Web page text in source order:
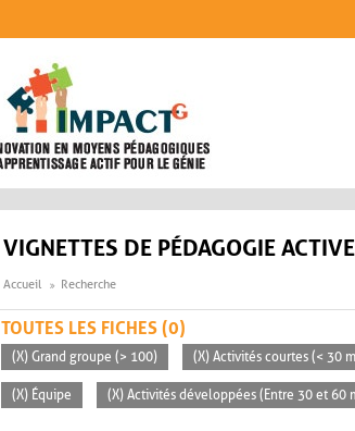
VIGNETTES DE PÉDAGOGIE ACTIVE
Accueil Recherche
TOUTES LES FICHES (0)
(X) Grand groupe (> 100) (X) Activités courtes (< 30
(X) Équipe (X) Activités développées (Entre 30 et 60